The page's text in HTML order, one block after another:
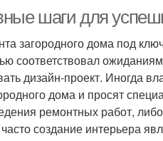
шаги для
загородного дома под
соответствовал
дизайн-проект. Иногда
дома и просят
ремонтных работ,
создание интерьера